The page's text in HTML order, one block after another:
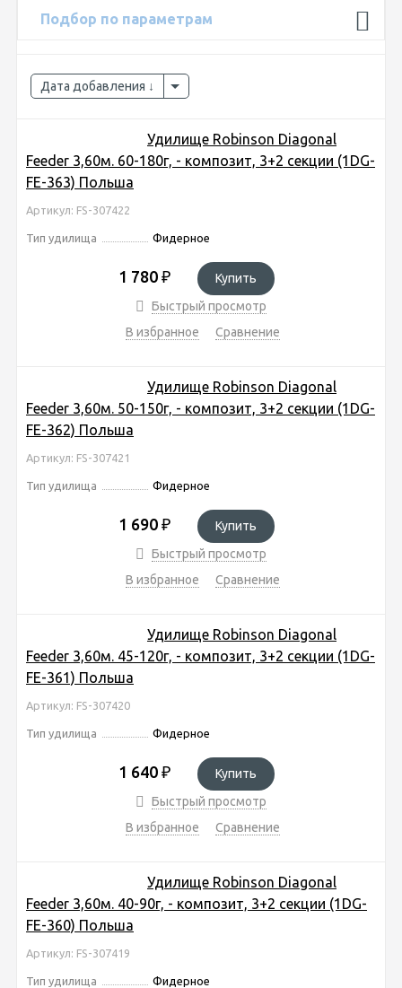
Подбор по параметрам
Дата добавления
Удилище Robinson Diagonal
Feeder 3,60м. 60-180г, - композит, 3+2 секции (1DG-
FE-363) Польша
Артикул: FS-307422
Тип удилища Фидерное
1 780 ₽
Купить
Быстрый просмотр
В избранное
Сравнение
Удилище Robinson Diagonal
Feeder 3,60м. 50-150г, - композит, 3+2 секции (1DG-
FE-362) Польша
Артикул: FS-307421
Тип удилища Фидерное
1 690 ₽
Купить
Быстрый просмотр
В избранное
Сравнение
Удилище Robinson Diagonal
Feeder 3,60м. 45-120г, - композит, 3+2 секции (1DG-
FE-361) Польша
Артикул: FS-307420
Тип удилища Фидерное
1 640 ₽
Купить
Быстрый просмотр
В избранное
Сравнение
Удилище Robinson Diagonal
Feeder 3,60м. 40-90г, - композит, 3+2 секции (1DG-
FE-360) Польша
Артикул: FS-307419
Тип удилища Фидерное